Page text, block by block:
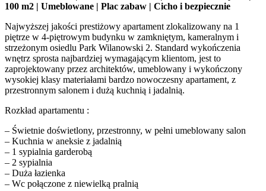
100 m2 | Umeblowane | Plac zabaw | Cicho i bezpiecznie
Najwyższej jakości prestiżowy apartament zlokalizowany na 1
piętrze w 4-piętrowym budynku w zamkniętym, kameralnym i
strzeżonym osiedlu Park Wilanowski 2. Standard wykończenia
wnętrz sprosta najbardziej wymagającym klientom, jest to
zaprojektowany przez architektów, umeblowany i wykończony
wysokiej klasy materiałami bardzo nowoczesny apartament, z
przestronnym salonem i dużą kuchnią i jadalnią.
Rozkład apartamentu :
– Świetnie doświetlony, przestronny, w pełni umeblowany salon
– Kuchnia w aneksie z jadalnią
– 1 sypialnia garderobą
– 2 sypialnia
– Duża łazienka
– Wc połączone z niewielką pralnią